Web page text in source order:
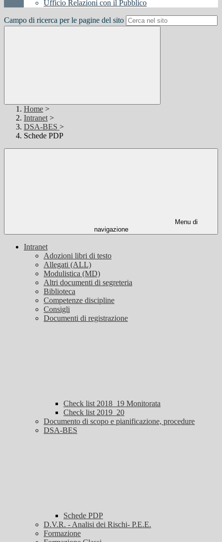
Ufficio Relazioni con il Pubblico
Campo di ricerca per le pagine del sito
Home >
Intranet >
DSA-BES >
Schede PDP
Menu di
navigazione
Intranet
Adozioni libri di testo
Allegati (ALL)
Modulistica (MD)
Altri documenti di segreteria
Biblioteca
Competenze discipline
Consigli
Documenti di registrazione
Check list 2018_19 Monitorata
Check list 2019_20
Documento di scopo e pianificazione, procedure
DSA-BES
Schede PDP
D.V.R. - Analisi dei Rischi- P.E.E.
Formazione